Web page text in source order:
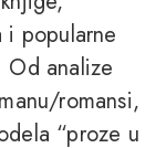
i popularne
Od analize
romansi,
“proze u